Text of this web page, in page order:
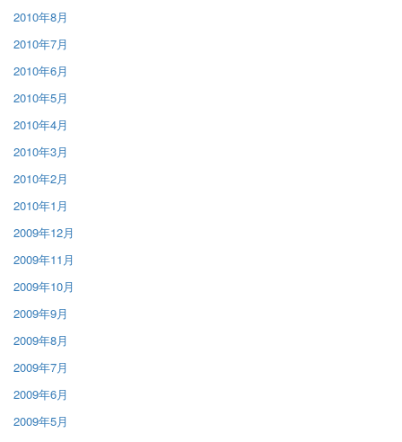
2010年8月
2010年7月
2010年6月
2010年5月
2010年4月
2010年3月
2010年2月
2010年1月
2009年12月
2009年11月
2009年10月
2009年9月
2009年8月
2009年7月
2009年6月
2009年5月